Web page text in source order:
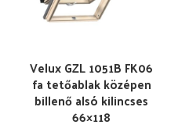
Velux GZL 1051B FK06
fa tetőablak középen
billenő alsó kilincses
66×118